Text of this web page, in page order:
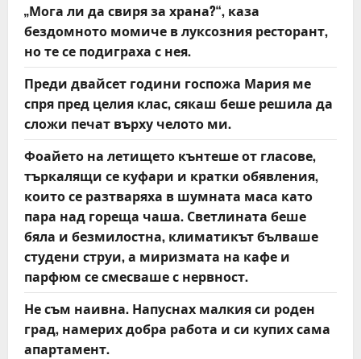
„Мога ли да свиря за храна?“, каза
бездомното момиче в луксозния ресторант,
но те се подиграха с нея.
Преди двайсет години госпожа Мария ме
спря пред целия клас, сякаш беше решила да
сложи печат върху челото ми.
Фоайето на летището кънтеше от гласове,
търкалящи се куфари и кратки обявления,
които се разтваряха в шумната маса като
пара над гореща чаша. Светлината беше
бяла и безмилостна, климатикът бълваше
студени струи, а миризмата на кафе и
парфюм се смесваше с нервност.
Не съм наивна. Напуснах малкия си роден
град, намерих добра работа и си купих сама
апартамент.